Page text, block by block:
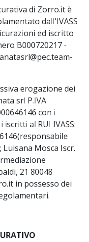
di Zorro.it è
dall'IVASS
ed iscritto
B000720217 -
erogazione dei
srl P.IVA
con i
al RUI IVASS:
Mosca Iscr.
21 80048
in possesso dei